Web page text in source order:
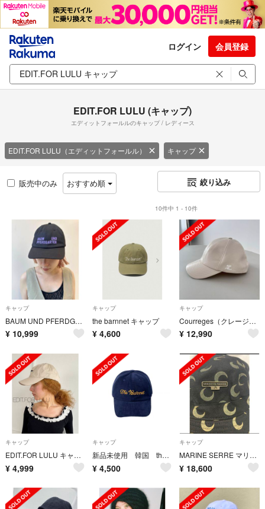
ログイン 会員登録
EDIT.FOR LULU (キャップ)
エディットフォールルのキャップ / レディース
EDIT.FOR LULU（エディットフォールル） キャップ
販売中のみ おすすめ順 絞り込み
10件中 1 - 10件
キャップ
BAUM UND PFERDGARTEN バウムウンドヘルガーデン キャップ
¥ 10,999
キャップ
the barnnet キャップ
¥ 4,600
キャップ
Courreges（クレージュ）faux leather cap
¥ 12,990
キャップ
EDIT.FOR LULU キャップ 【OPERA SPORT/オペラスポーツ】
¥ 4,999
キャップ
新品未使用 韓国 the barnnet キャップ バーネット
¥ 4,500
キャップ
MARINE SERRE マリーンセル バケットハット
¥ 18,600